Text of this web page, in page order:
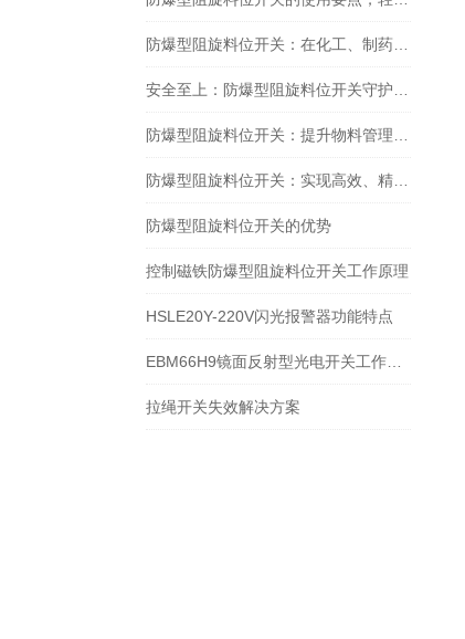
防爆型阻旋料位开关的优势
控制磁铁防爆型阻旋料位开关工作原理
HSLE20Y-220V闪光报警器功能特点
拉绳开关失效解决方案